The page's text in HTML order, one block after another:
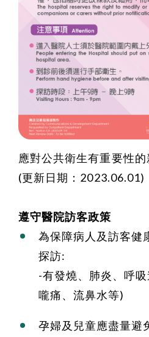
應對公共衛生有重要性
(更新日期：2023.06.01)
遵守醫院訪客政策
為保障病人及訪客健
探訪:
-有發燒、肺炎、呼
嚨痛、流鼻水等)
孕婦及兒童應盡量避